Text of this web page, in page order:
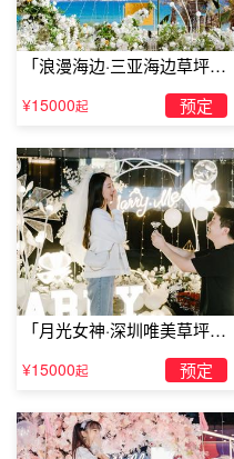
在做这个任务前，你首先
朋友的喜好，她喜欢吃什
有你们发展到什么程度了
友过生日就送车的。呵呵。
「浪漫海边·三亚海边草坪浪
漫求婚」
¥15000起 预定
「月光女神·深圳唯美草坪浪
¥15000起 预定